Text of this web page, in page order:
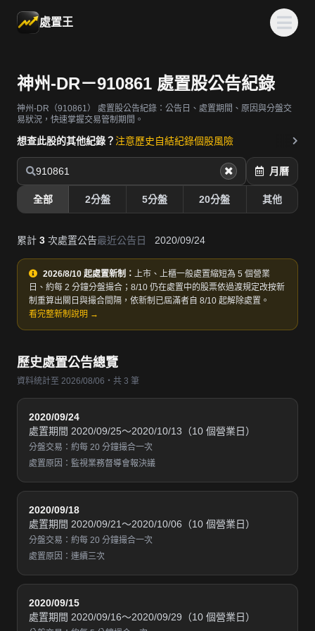
處置王
神州-DR－910861 處置股公告紀錄
神州-DR（910861）
處置股公告紀錄：公告日、處置期間、原因與分盤交
易狀況，快速掌握交易管制期間。
想查此股的其他紀錄？ 注意歷史自結紀錄個股風險
910861 月曆
全部 2分盤 5分盤 20分盤 其他
累計 3 次處置公告最近公告日 2020/09/24
2026/8/10 起處置新制： 上市、上櫃一般處置縮短為 5 個營業
日、約每 2 分鐘分盤撮合；8/10 仍在處置中的股票依過渡規定改按新
制重算出關日與撮合間隔，依新制已屆滿者自 8/10 起解除處置。
看完整新制說明 →
歷史處置公告總覽
資料統計至 2026/08/06・共 3 筆
2020/09/24
處置期間 2020/09/25～2020/10/13（10 個營業日）
分盤交易：約每 20 分鐘撮合一次
處置原因：監視業務督導會報決議
2020/09/18
處置期間 2020/09/21～2020/10/06（10 個營業日）
分盤交易：約每 20 分鐘撮合一次
處置原因：連續三次
2020/09/15
處置期間 2020/09/16～2020/09/29（10 個營業日）